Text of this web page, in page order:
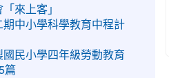
來上客」
期中小學科學教育中程計
國民小學四年級勞動教育
篇